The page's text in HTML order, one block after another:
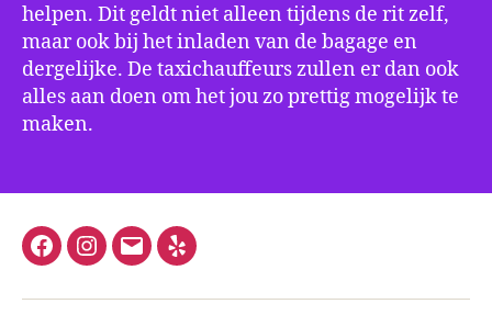
helpen. Dit geldt niet alleen tijdens de rit zelf,
maar ook bij het inladen van de bagage en
dergelijke. De taxichauffeurs zullen er dan ook
alles aan doen om het jou zo prettig mogelijk te
maken.
FacebookInstagram
E-
Yelp